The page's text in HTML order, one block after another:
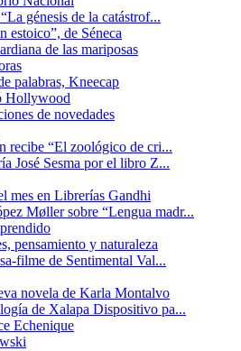
génesis de la catástrof...
estoico”, de Séneca
de las mariposas
palabras, Kneecap
Hollywood
de novedades
recibe “El zoológico de cri...
José Sesma por el libro Z...
mes en Librerías Gandhi
Møller sobre “Lengua madr...
pensamiento y naturaleza
filme de Sentimental Val...
novela de Karla Montalvo
de Xalapa Dispositivo pa...
Echenique